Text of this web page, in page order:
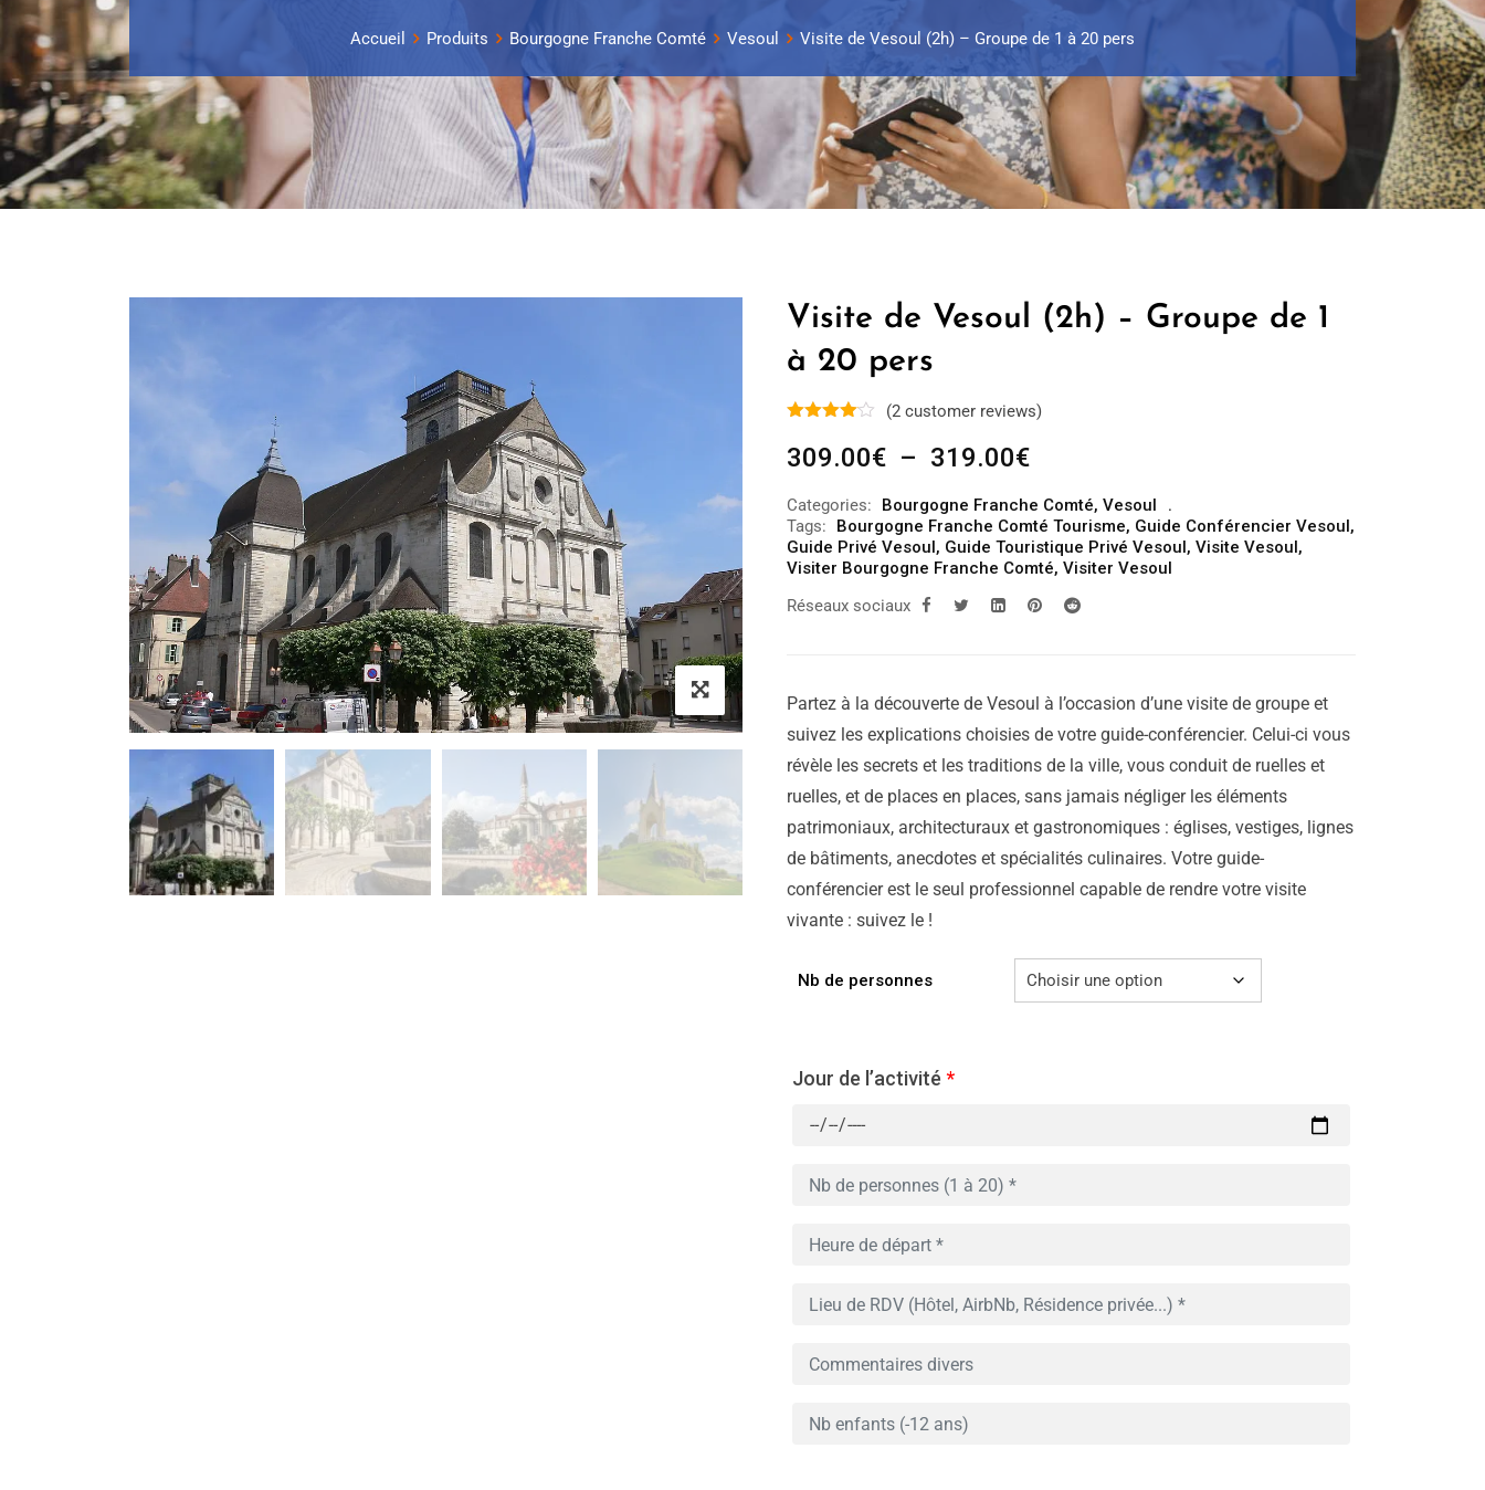
Accueil Produits Bourgogne Franche Comté Vesoul Visite de Vesoul (2h) – Groupe de 1 à 20 pers
Visite de Vesoul (2h) – Groupe de 1
à 20 pers
(2 customer reviews)
309.00€ – 319.00€Plage
prix :
309.00€
à
319.00€
Categories: Bourgogne Franche Comté, Vesoul
Tags:
Bourgogne Franche Comté Tourisme, Guide Conférencier Vesoul,
Guide Privé Vesoul, Guide Touristique Privé Vesoul, Visite Vesoul,
Visiter Bourgogne Franche Comté, Visiter Vesoul
Réseaux sociaux
Partez à la découverte de Vesoul à l’occasion d’une visite de groupe et
suivez les explications choisies de votre guide-conférencier. Celui-ci vous
révèle les secrets et les traditions de la ville, vous conduit de ruelles et
ruelles, et de places en places, sans jamais négliger les éléments
patrimoniaux, architecturaux et gastronomiques : églises, vestiges, lignes
de bâtiments, anecdotes et spécialités culinaires. Votre guide-
conférencier est le seul professionnel capable de rendre votre visite
vivante : suivez le !
Nb de personnes
Jour de l’activité *